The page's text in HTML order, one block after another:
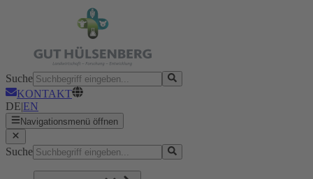
Suche
KONTAKT
DE|EN
Navigationsmenü öffnen
Suche